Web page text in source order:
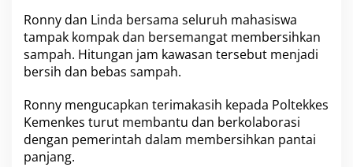
P
a
n
t
P
a
n
Ronny dan Linda bersama seluruh mahasiswa
tampak kompak dan bersemangat membersihkan
sampah. Hitungan jam kawasan tersebut menjadi
bersih dan bebas sampah.
Ronny mengucapkan terimakasih kepada Poltekkes
Kemenkes turut membantu dan berkolaborasi
dengan pemerintah dalam membersihkan pantai
panjang.